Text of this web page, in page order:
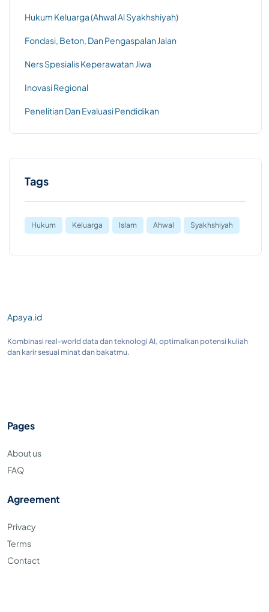
Hukum Keluarga (Ahwal Al Syakhshiyah)
Fondasi, Beton, Dan Pengaspalan Jalan
Ners Spesialis Keperawatan Jiwa
Inovasi Regional
Penelitian Dan Evaluasi Pendidikan
Tags
Hukum Keluarga Islam Ahwal Syakhshiyah
Apaya.id
Kombinasi real-world data dan teknologi AI, optimalkan potensi kuliah
dan karir sesuai minat dan bakatmu.
Pages
About us
FAQ
Agreement
Privacy
Terms
Contact